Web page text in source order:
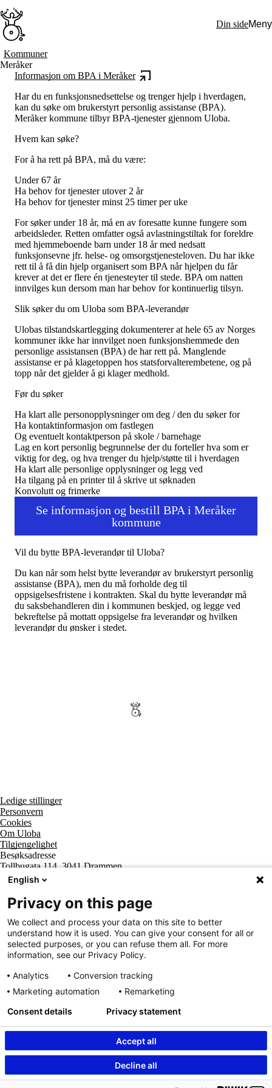
til
hovedinnhold
Din sideMeny
Søk:
Hva vi gjør
BPA – Borgerstyrt personlig assistanse
Beslutningsstøtteråd
Funksjonsassistanse
Stolte, sterke og synlige historier
Ti gode grunner til å velge Uloba
Engasjer deg
Bli medlem
Kampsaker
Arrangementer
Independent Living-festivalen
Skansgård-forelesningen
Medlemsrådet
Selvsagt
Bente Skansgårds Independent Living-fond
Om oss
Nyheter
Tall og fakta
Om Uloba
Supportsenter
Kommuner
Meråker
Informasjon om BPA i Meråker
Har du en funksjonsnedsettelse og trenger hjelp i hverdagen,
kan du søke om brukerstyrt personlig assistanse (BPA).
Meråker kommune tilbyr BPA-tjenester gjennom Uloba.
Hvem kan søke?
For å ha rett på BPA, må du være:
Under 67 år
Ha behov for tjenester utover 2 år
Ha behov for tjenester minst 25 timer per uke
For søker under 18 år, må en av foresatte kunne fungere som
arbeidsleder. Retten omfatter også avlastningstiltak for foreldre
med hjemmeboende barn under 18 år med nedsatt
funksjonsevne jfr. helse- og omsorgstjenesteloven. Du har ikke
rett til å få din hjelp organisert som BPA når hjelpen du får
krever at det er flere én tjenesteyter til stede. BPA om natten
innvilges kun dersom man har behov for kontinuerlig tilsyn.
Slik søker du om Uloba som BPA-leverandør
Ulobas tilstandskartlegging dokumenterer at hele 65 av Norges
kommuner ikke har innvilget noen funksjonshemmede den
personlige assistansen (BPA) de har rett på. Manglende
assistanse er på klagetoppen hos statsforvalterembetene, og på
topp når det gjelder å gi klager medhold.
Før du søker
Ha klart alle personopplysninger om deg / den du søker for
Ha kontaktinformasjon om fastlegen
Og eventuelt kontaktperson på skole / barnehage
Lag en kort personlig begrunnelse der du forteller hva som er
viktig for deg, og hva trenger du hjelp/støtte til i hverdagen
Ha klart alle personlige opplysninger og legg ved
Ha tilgang på en printer til å skrive ut søknaden
Konvolutt og frimerke
Se informasjon og bestill BPA i Meråker
kommune
Vil du bytte BPA-leverandør til Uloba?
Du kan når som helst bytte leverandør av brukerstyrt personlig
assistanse (BPA), men du må forholde deg til
oppsigelsesfristene i kontrakten. Skal du bytte leverandør må
du saksbehandleren din i kommunen beskjed, og legge ved
bekreftelse på mottatt oppsigelse fra leverandør og hvilken
leverandør du ønsker i stedet.
Ledige stillinger
Personvern
Cookies
Om Uloba
Tilgjengelighet
Besøksadresse
Tollbugata 114, 3041 Drammen
Postadresse
Postboks 2474 Strømsø, 3003 Drammen
Supportsenter tlf
800 20 202
Sentralbord tlf
32 20 59 10
Organisasjonsnummer
963 890 095
Innhold beskyttet av © Uloba – Independent Living Norge SA 2026
English
Privacy on this page
We collect and process your data on this site to better
understand how it is used. You can give your consent for all or
selected purposes, or you can refuse them all. For more
information, see our Privacy Policy.
Analytics
Conversion tracking
Marketing automation
Remarketing
Accept all
Decline all
Consent details Privacy statement